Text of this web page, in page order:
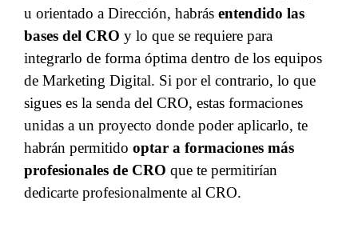
u orientado a Dirección, habrás entendido las
bases del CRO y lo que se requiere para
integrarlo de forma óptima dentro de los equipos
de Marketing Digital. Si por el contrario, lo que
sigues es la senda del CRO, estas formaciones
unidas a un proyecto donde poder aplicarlo, te
habrán permitido optar a formaciones más
profesionales de CRO que te permitirían
dedicarte profesionalmente al CRO.